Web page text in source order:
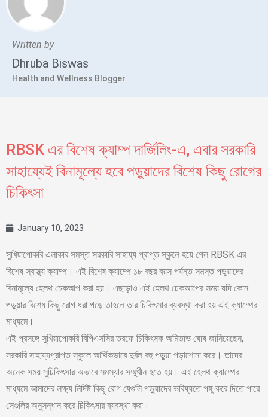
Written by
Dhruba Biswas
Health and Wellness Blogger
RBSK এর বিশেষ ক্যাম্প দার্জিলিং-এ, এবার সরকারি
সাহায্যেই বিনামূল্যে হবে পড়ুয়াদের বিশেষ কিছু রোগের
চিকিৎসা
January 10, 2023
সুখিয়াপোকরি এলাকার সমস্ত সরকারি সাহায্য প্রাপ্ত স্কুলে হয়ে গেল RBSK এর
বিশেষ স্বাস্থ্য ক্যাম্প। এই বিশেষ ক্যাম্পে ১৮ বছর বয়স পর্যন্ত সমস্ত পড়ুয়াদের
বিনামূল্যে হেলথ চেকআপ করা হয়। এছাড়াও এই হেলথ চেকআপের সময় যদি কোন
পড়ুয়ার বিশেষ কিছু রোগ ধরা পড়ে তাহলে তার চিকিৎসার ব্যবস্থা করা হয় এই ক্যাম্পের
মাধ্যমে।
এই প্রসঙ্গে সুখিয়াপোকরি বিপিএসসির তরফে চিকিৎসক অমিতাভ ঘোষ জানিয়েছেন,
সরকারি সাহায্যপ্রাপ্ত স্কুলে আর্থিকভাবে দুর্বল বহু পড়ুয়া পড়াশোনা করে। তাদের
অনেক সময় সুচিকিৎসার অভাবে সমস্যার সম্মুখীন হতে হয়। এই হেলথ ক্যাম্পের
মাধ্যমে আমাদের লক্ষ্য নির্দিষ্ট কিছু রোগ যেগুলি পড়ুয়াদের ভবিষ্যতে পঙ্গু করে দিতে পারে
সেগুলির অনুসন্ধান করে চিকিৎসার ব্যবস্থা করা।